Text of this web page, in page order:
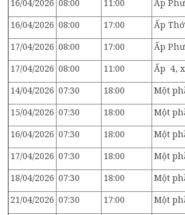
16/04/2026 08:00 11:00
Ấp
16/04/2026 08:00 17:00
Ấp
17/04/2026 08:00 17:00
Ấp
17/04/2026 08:00 11:00
Ấp 4,
14/04/2026 07:30 18:00
Một
15/04/2026 07:30 18:00
Một
16/04/2026 07:30 18:00
Một
17/04/2026 07:30 18:00
Một
18/04/2026 07:30 18:00
Một
21/04/2026 07:30 17:00
Một